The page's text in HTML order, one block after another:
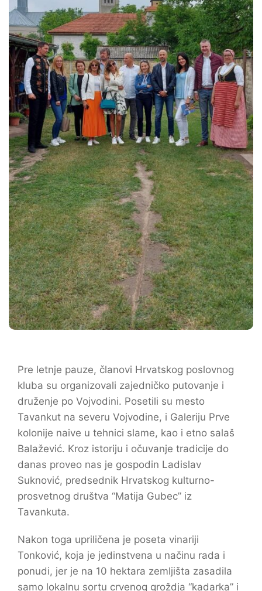
Pre letnje pauze, članovi Hrvatskog poslovnog
kluba su organizovali zajedničko putovanje i
druženje po Vojvodini. Posetili su mesto
Tavankut na severu Vojvodine, i Galeriju Prve
kolonije naive u tehnici slame, kao i etno salaš
Balažević. Kroz istoriju i očuvanje tradicije do
danas proveo nas je gospodin Ladislav
Suknović, predsednik Hrvatskog kulturno-
prosvetnog društva “Matija Gubec” iz
Tavankuta.
Nakon toga upriličena je poseta vinariji
Tonković, koja je jedinstvena u načinu rada i
ponudi, jer je na 10 hektara zemljišta zasadila
samo lokalnu sortu crvenog groždja “kadarka” i